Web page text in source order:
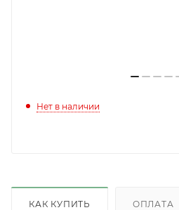
Нет в наличии
КАК КУПИТЬ ОПЛАТА